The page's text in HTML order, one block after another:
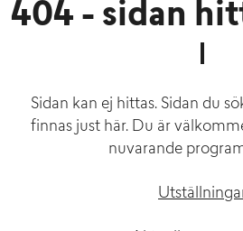
404 - sidan
Sidan kan ej hittas. Sidan du
finnas just här. Du är
nuvarande